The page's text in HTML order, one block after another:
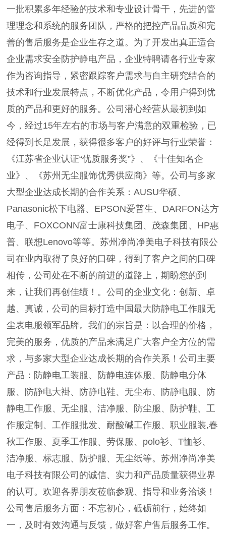
一批积累多年经验的技术和专业设计骨干，先进的管
理理念和系统的服务团队，严格的把控产品品质和完
善的售后服务是企业生存之道。为了开发出真正适合
企业需求安全防护静电产品，企业特聘请各行业专家
作为咨询指导，紧密跟踪客户需求与自主研究结合的
技术和行业发展特点，不断优化产品，令用户得到优
质的产品和更好的服务。公司潜心经营从最初到如
今，经过15年左右的市场与客户满意的双重检验，已
经得到长足发展，获得很多客户的好评与行业荣誉：
《江苏省企业认证“优质服务奖”》、《十佳知名企
业》、《苏州无尘服饰优秀供应商》等。公司与多家
大型企业达成长期的合作关系：AUSU华硕、
Panasonic松下电器、EPSON爱普生、DARFON达方
电子、FOXCONN富士康科技集团、茂森集团、HP惠
普、联想Lenovo等等。苏州净尚净美电子科技有限公
司在业内取得了良好的口碑，得到了客户之间的口碑
相传，公司处在不断的前进的道路上，期盼您的到
来，让我们再创佳绩！。公司的企业文化：创新、卓
越、真诚，公司的目标打造中国最大防静电工作服无
尘表电服领军品牌。我们的宗旨是：以合理的价格，
完美的服务，优质的产品来满足广大客户全方位的需
求，与多家大型企业达成长期的合作关系！公司主要
产品：防静电工装服、防静电连体服、防静电分体
服、防静电大褂、防静电鞋、无尘布、防静电服、防
静电工作服、无尘服、洁净服、防尘服、防护鞋、工
作服定制、工作服批发、耐酸碱工作服、职业服装,春
秋工作服、夏季工作服、劳保服、polo衫、T恤衫、
洁净服、标志服、防护服、无尘纸等。苏州净尚净美
电子科技有限公司的诚信、实力和产品质量获得业界
的认可。欢迎各界朋友莅临参观、指导和业务洽谈！
公司售后服务方面：不忘初心，砥砺前行，始终如
一，及时有效沟通与反馈，做好客户售后服务工作。